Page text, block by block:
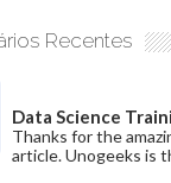
Recentes
Data Science
Thanks for the
article. Unogeeks is